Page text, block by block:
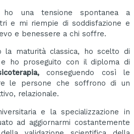
una tensione spontanea a
e mi riempie di soddisfazione e
e benessere a chi soffre.
la maturità classica, ho scelto di
e ho proseguito con il diploma di
conseguendo così le
le persone che soffrono di un
relazionale.
e la specializzazione in
ad aggiornarmi costantemente